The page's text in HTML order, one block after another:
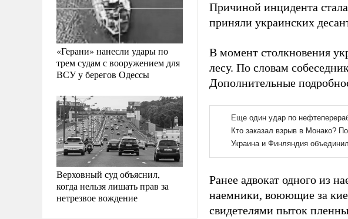
«Герани» нанесли удары по
трем судам с вооружением для
ВСУ у берегов Одессы
Верховный суд объяснил,
когда нельзя лишать прав за
нетрезвое вождение
Причиной инцидента
приняли украинских
В момент столкновения
лесу. По словам
Дополнительные
Ранее адвокат одного из
наемники, воюющие за
свидетелями пыток